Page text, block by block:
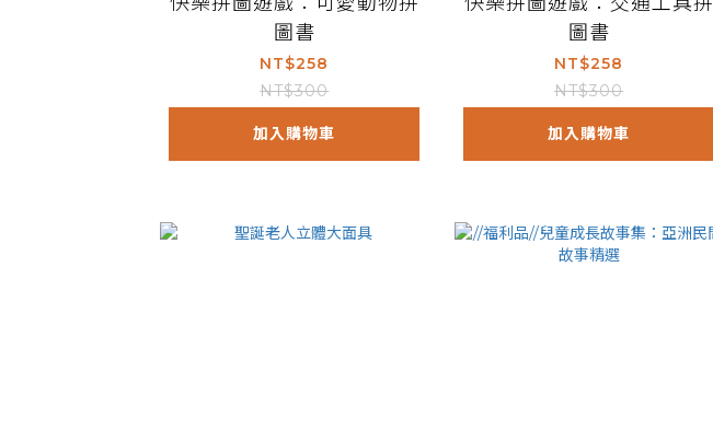
圖書
NT$258
NT$300
加入購物車
圖書
NT$258
NT$300
加入購物車